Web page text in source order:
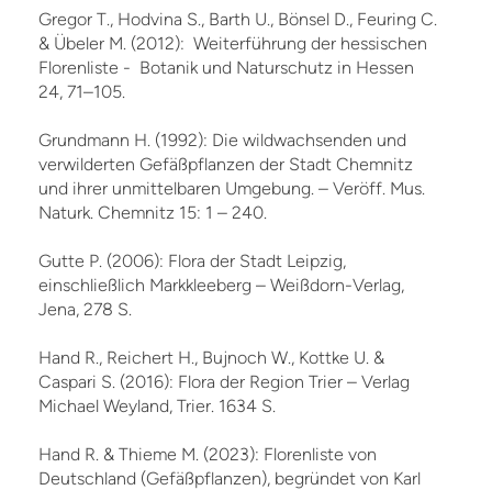
Gregor T., Hodvina S., Barth U., Bönsel D., Feuring C.
& Übeler M. (2012): Weiterführung der hessischen
Florenliste - Botanik und Naturschutz in Hessen
24, 71–105.
Grundmann H. (1992): Die wildwachsenden und
verwilderten Gefäßpflanzen der Stadt Chemnitz
und ihrer unmittelbaren Umgebung. – Veröff. Mus.
Naturk. Chemnitz 15: 1 – 240.
Gutte P. (2006): Flora der Stadt Leipzig,
einschließlich Markkleeberg – Weißdorn-Verlag,
Jena, 278 S.
Hand R., Reichert H., Bujnoch W., Kottke U. &
Caspari S. (2016): Flora der Region Trier – Verlag
Michael Weyland, Trier. 1634 S.
Hand R. & Thieme M. (2023): Florenliste von
Deutschland (Gefäßpflanzen), begründet von Karl